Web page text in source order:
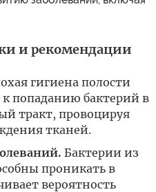
и рекомендации
гигиена полости
попаданию бактерий в
тракт, провоцируя
тканей.
Бактерии из
проникать в
вероятность